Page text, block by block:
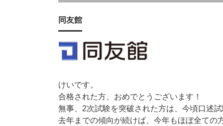
同友館
けいです。
合格された方、おめでとうございます！
無事、2次試験を突破された方は、今頃口述
去年までの傾向が続けば、今年もほぼ全ての